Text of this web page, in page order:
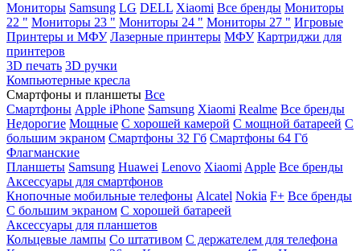
Мониторы Samsung LG DELL Xiaomi Все бренды Мониторы
22 " Мониторы 23 " Мониторы 24 " Мониторы 27 " Игровые
Принтеры и МФУ Лазерные принтеры МФУ Картриджи для
принтеров
3D печать 3D ручки
Компьютерные кресла
Смартфоны и планшеты Все
Смартфоны Apple iPhone Samsung Xiaomi Realme Все бренды
Недорогие Мощные С хорошей камерой С мощной батареей С
большим экраном Смартфоны 32 Гб Смартфоны 64 Гб
Флагманские
Планшеты Samsung Huawei Lenovo Xiaomi Apple Все бренды
Аксессуары для смартфонов
Кнопочные мобильные телефоны Alcatel Nokia F+ Все бренды
С большим экраном С хорошей батареей
Аксессуары для планшетов
Кольцевые лампы Со штативом C держателем для телефона